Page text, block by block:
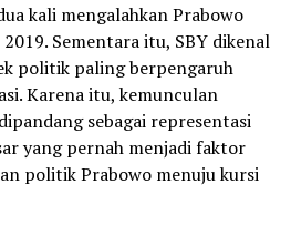
kali mengalahkan Prabowo
Sementara itu, SBY dikenal
politik paling berpengaruh
Karena itu, kemunculan
sebagai representasi
yang pernah menjadi faktor
politik Prabowo menuju kursi